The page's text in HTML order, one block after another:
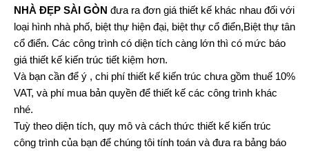
NHÀ ĐẸP SÀI GÒN đưa ra đơn giá thiết kế khác nhau đối với
loại hình nhà phố, biệt thự hiện đại, biệt thự cổ điển,Biệt thự tân
cổ điển. Các công trình có diện tích càng lớn thì có mức báo
giá thiết kế kiến trúc tiết kiệm hơn.
Và bạn cần để ý , chi phí thiết kế kiến trúc chưa gồm thuế 10%
VAT, và phí mua bản quyền để thiết kế các công trình khác
nhé.
Tuỳ theo diện tích, quy mô và cách thức thiết kế kiến trúc
công trình của bạn để chúng tôi tính toán và đưa ra bảng báo